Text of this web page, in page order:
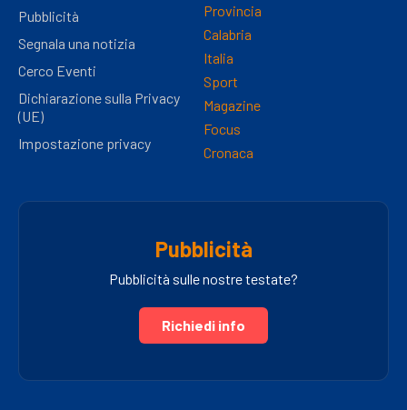
Pubblicità
Segnala una notizia
Cerco Eventi
Dichiarazione sulla Privacy
(UE)
Impostazione privacy
Provincia
Calabria
Italia
Sport
Magazine
Focus
Cronaca
Pubblicità
Pubblicità sulle nostre testate?
Richiedi info